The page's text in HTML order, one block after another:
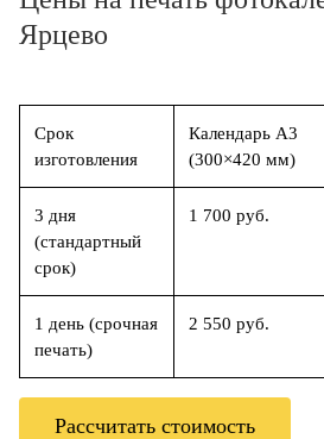
Ярцево
Срок
изготовления
Календарь А3
(300×420 мм)
3 дня
(стандартный
срок)
1 700 руб.
1 день (срочная
печать)
2 550 руб.
Рассчитать стоимость